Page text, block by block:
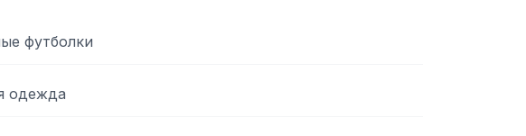
футболки
одежда